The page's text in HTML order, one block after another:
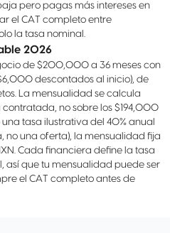
pero pagas más intereses en
el CAT completo entre
la tasa nominal.
2026
de $200,000 a 36 meses con
descontados al inicio), de
La mensualidad se calcula
no sobre los $194,000
tasa ilustrativa del 40% anual
no una oferta), la mensualidad fija
Cada financiera define la tasa
así que tu mensualidad puede ser
el CAT completo antes de